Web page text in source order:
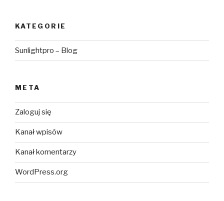
KATEGORIE
Sunlightpro – Blog
META
Zaloguj się
Kanał wpisów
Kanał komentarzy
WordPress.org